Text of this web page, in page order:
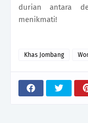
durian antara
menikmati!
Khas Jombang